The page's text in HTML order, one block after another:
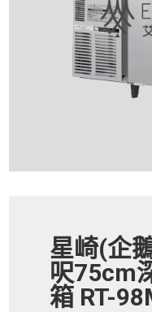
星崎(企
呎75cm
箱 RT-